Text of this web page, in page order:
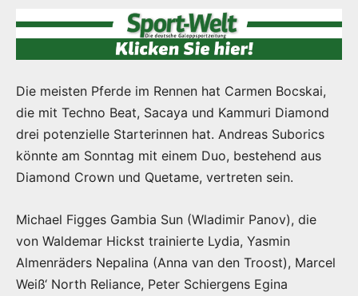
Die meisten Pferde im Rennen hat Carmen Bocskai,
die mit Techno Beat, Sacaya und Kammuri Diamond
drei potenzielle Starterinnen hat. Andreas Suborics
könnte am Sonntag mit einem Duo, bestehend aus
Diamond Crown und Quetame, vertreten sein.
Michael Figges Gambia Sun (Wladimir Panov), die
von Waldemar Hickst trainierte Lydia, Yasmin
Almenräders Nepalina (Anna van den Troost), Marcel
Weiß‘ North Reliance, Peter Schiergens Egina